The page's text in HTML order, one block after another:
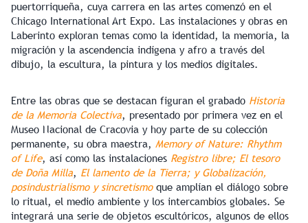
puertorriqueña, cuya carrera en las artes comenzó en el
Chicago International Art Expo. Las instalaciones y obras en
Laberinto exploran temas como la identidad, la memoria, la
migración y la ascendencia indígena y afro a través del
dibujo, la escultura, la pintura y los medios digitales.
Entre las obras que se destacan figuran el grabado Historia
de la Memoria Colectiva, presentado por primera vez en el
Museo Nacional de Cracovia y hoy parte de su colección
permanente, su obra maestra, Memory of Nature: Rhythm
of Life, así como las instalaciones Registro libre; El tesoro
de Doña Milla, El lamento de la Tierra; y Globalización,
posindustrialismo y sincretismoque amplían el diálogo sobre
lo ritual, el medio ambiente y los intercambios globales. Se
integrará una serie de objetos escultóricos, algunos de ellos